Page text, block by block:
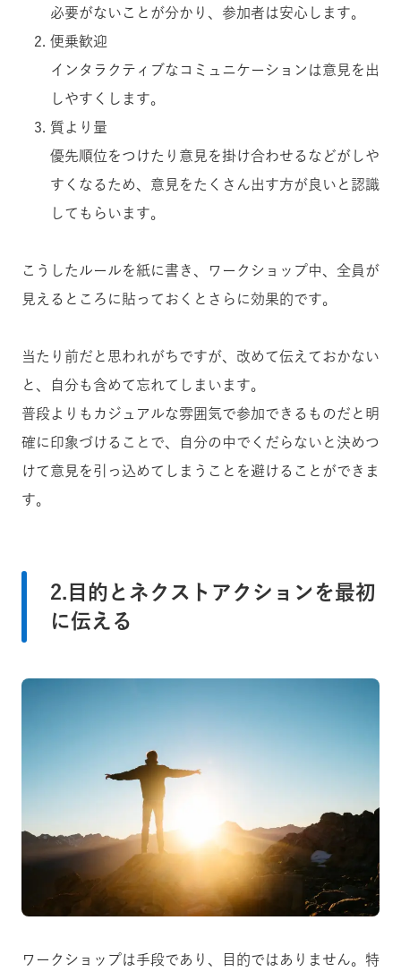
必要がないことが分かり、参加者は安心します。
便乗歓迎
インタラクティブなコミュニケーションは意見を出
しやすくします。
質より量
優先順位をつけたり意見を掛け合わせるなどがしや
すくなるため、意見をたくさん出す方が良いと認識
してもらいます。
こうしたルールを紙に書き、ワークショップ中、全員が
見えるところに貼っておくとさらに効果的です。
当たり前だと思われがちですが、改めて伝えておかない
と、自分も含めて忘れてしまいます。
普段よりもカジュアルな雰囲気で参加できるものだと明
確に印象づけることで、自分の中でくだらないと決めつ
けて意見を引っ込めてしまうことを避けることができま
す。
2.目的とネクストアクションを最初
に伝える
ワークショップは手段であり、目的ではありません。特